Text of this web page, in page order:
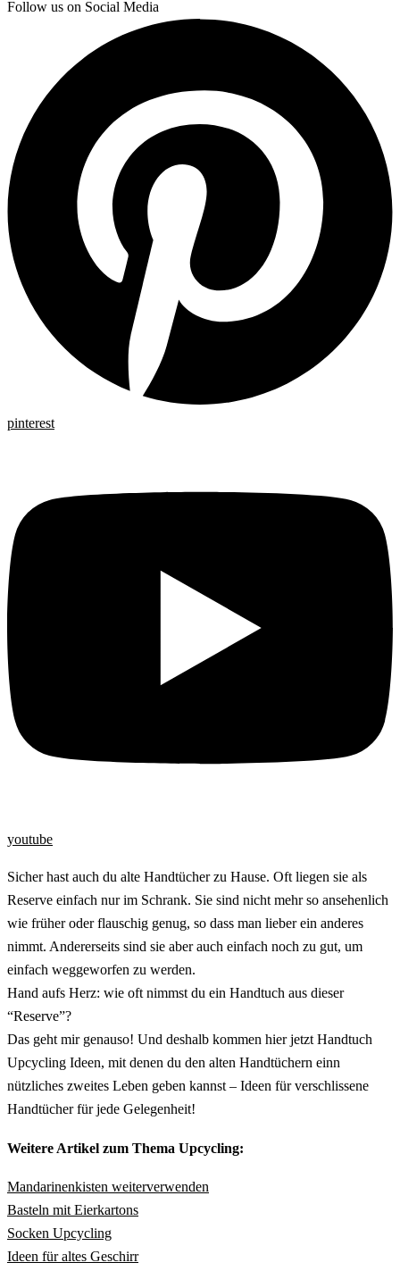
Follow us on Social Media
pinterest
youtube
Sicher hast auch du alte Handtücher zu Hause. Oft liegen sie als
Reserve einfach nur im Schrank. Sie sind nicht mehr so ansehenlich
wie früher oder flauschig genug, so dass man lieber ein anderes
nimmt. Andererseits sind sie aber auch einfach noch zu gut, um
einfach weggeworfen zu werden.
Hand aufs Herz: wie oft nimmst du ein Handtuch aus dieser
“Reserve”?
Das geht mir genauso! Und deshalb kommen hier jetzt Handtuch
Upcycling Ideen, mit denen du den alten Handtüchern einn
nützliches zweites Leben geben kannst – Ideen für verschlissene
Handtücher für jede Gelegenheit!
Weitere Artikel zum Thema Upcycling:
Mandarinenkisten weiterverwenden
Basteln mit Eierkartons
Socken Upcycling
Ideen für altes Geschirr